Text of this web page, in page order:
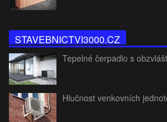
STAVEBNICTVI3000.CZ
Tepelné čerpadlo s
Hlučnost venkovních